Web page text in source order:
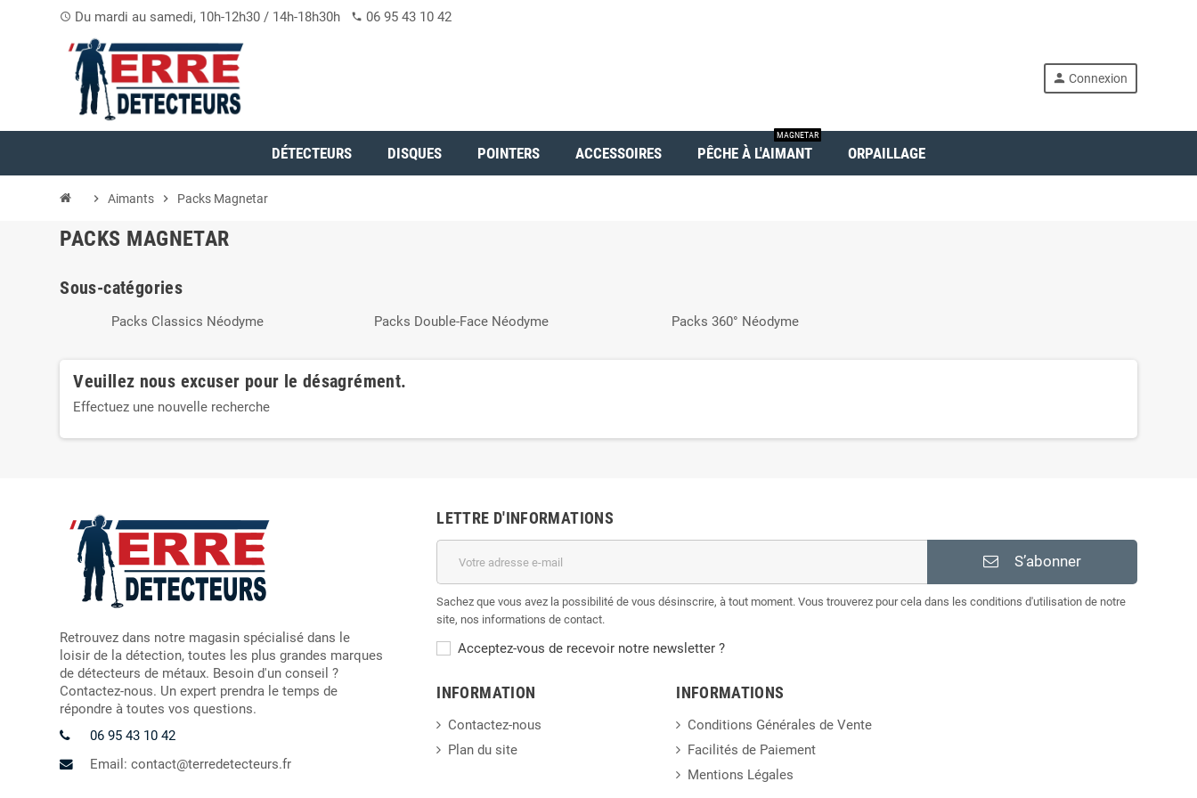
access_time Du mardi au samedi, 10h-12h30 / 14h-18h30h phone 06 95 43 10 42
person Connexion
DÉTECTEURS DISQUES POINTERS ACCESSOIRES PÊCHE À L'AIMANT
MAGNETAR
ORPAILLAGE
chevron_right Aimants chevron_right Packs Magnetar
PACKS MAGNETAR
Sous-catégories
Packs Classics Néodyme Packs Double-Face Néodyme Packs 360° Néodyme
Veuillez nous excuser pour le désagrément.
Effectuez une nouvelle recherche
Retrouvez dans notre magasin spécialisé dans le
loisir de la détection, toutes les plus grandes marques
de détecteurs de métaux. Besoin d'un conseil ?
Contactez-nous. Un expert prendra le temps de
répondre à toutes vos questions.
06 95 43 10 42
Email: contact@terredetecteurs.fr
LETTRE D'INFORMATIONS
S’abonner
Sachez que vous avez la possibilité de vous désinscrire, à tout moment. Vous trouverez pour cela dans les conditions d'utilisation de notre
site, nos informations de contact.
Acceptez-vous de recevoir notre newsletter ?
INFORMATION
Contactez-nous
Plan du site
INFORMATIONS
Conditions Générales de Vente
Facilités de Paiement
Mentions Légales